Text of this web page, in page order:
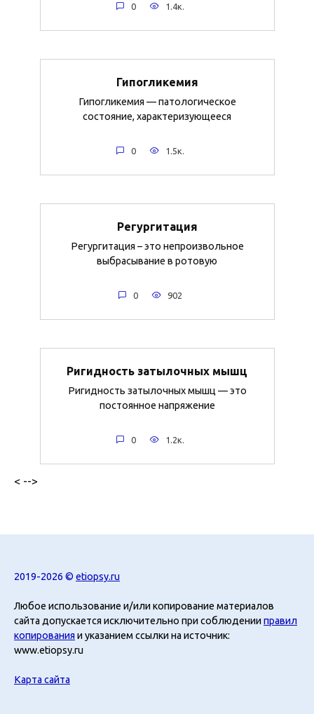
0 1.4к.
Гипогликемия
Гипогликемия — патологическое
состояние, характеризующееся
0 1.5к.
Регургитация
Регургитация – это непроизвольное
выбрасывание в ротовую
0 902
Ригидность затылочных мышц
Ригидность затылочных мышц — это
постоянное напряжение
0 1.2к.
< -->
2019-2026 © etiopsy.ru
Любое использование и/или копирование материалов
сайта допускается исключительно при соблюденииправил
копирования и указанием ссылки на источник:
www.etiopsy.ru
Карта сайта